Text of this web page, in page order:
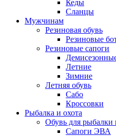
Кеды
Сланцы
Мужчинам
Резиновая обувь
Резиновые
Резиновые сапоги
Летние
Зимние
Летняя обувь
Сабо
Кроссовки
Рыбалка и охота
Обувь для рыбалки
Сапоги ЭВА